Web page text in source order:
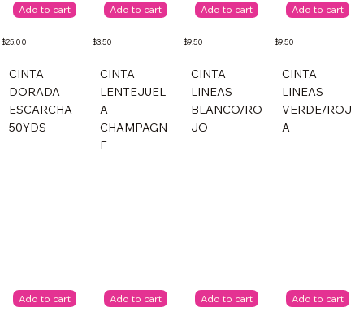
Add to cart
$25.00
CINTA
DORADA
ESCARCHA
50YDS
Add to cart
$3.50
CINTA
LENTEJUEL
A
CHAMPAGN
E
Add to cart
$9.50
CINTA
LINEAS
BLANCO/RO
JO
Add to cart
$9.50
CINTA
LINEAS
VERDE/ROJ
A
Add to cart Add to cart Add to cart Add to cart